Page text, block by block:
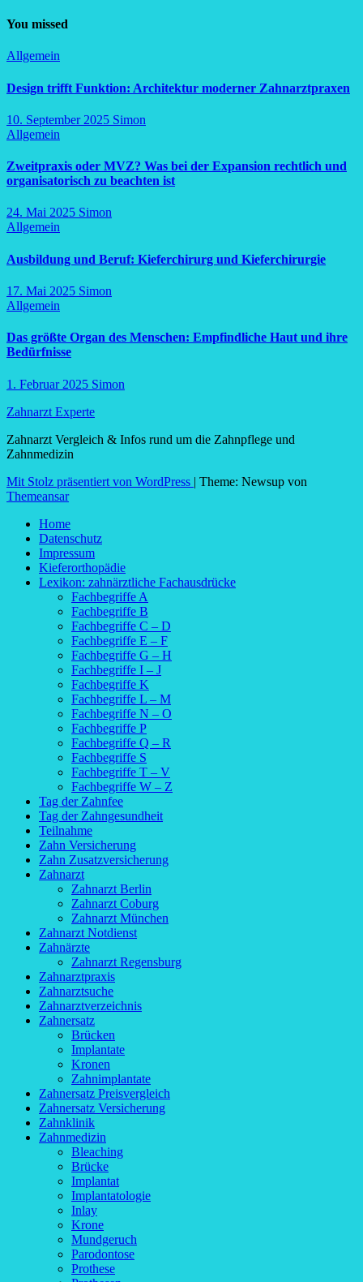
You missed
Allgemein
Design trifft Funktion: Architektur moderner Zahnarztpraxen
10. September 2025 Simon
Allgemein
Zweitpraxis oder MVZ? Was bei der Expansion rechtlich und
organisatorisch zu beachten ist
24. Mai 2025 Simon
Allgemein
Ausbildung und Beruf: Kieferchirurg und Kieferchirurgie
17. Mai 2025 Simon
Allgemein
Das größte Organ des Menschen: Empfindliche Haut und ihre
Bedürfnisse
1. Februar 2025 Simon
Zahnarzt Experte
Zahnarzt Vergleich & Infos rund um die Zahnpflege und
Zahnmedizin
Mit Stolz präsentiert von WordPress | Theme: Newsup von
Themeansar
Home
Datenschutz
Impressum
Kieferorthopädie
Lexikon: zahnärztliche Fachausdrücke
Fachbegriffe A
Fachbegriffe B
Fachbegriffe C – D
Fachbegriffe E – F
Fachbegriffe G – H
Fachbegriffe I – J
Fachbegriffe K
Fachbegriffe L – M
Fachbegriffe N – O
Fachbegriffe P
Fachbegriffe Q – R
Fachbegriffe S
Fachbegriffe T – V
Fachbegriffe W – Z
Tag der Zahnfee
Tag der Zahngesundheit
Teilnahme
Zahn Versicherung
Zahn Zusatzversicherung
Zahnarzt
Zahnarzt Berlin
Zahnarzt Coburg
Zahnarzt München
Zahnarzt Notdienst
Zahnärzte
Zahnarzt Regensburg
Zahnarztpraxis
Zahnarztsuche
Zahnarztverzeichnis
Zahnersatz
Brücken
Implantate
Kronen
Zahnimplantate
Zahnersatz Preisvergleich
Zahnersatz Versicherung
Zahnklinik
Zahnmedizin
Bleaching
Brücke
Implantat
Implantatologie
Inlay
Krone
Mundgeruch
Parodontose
Prothese